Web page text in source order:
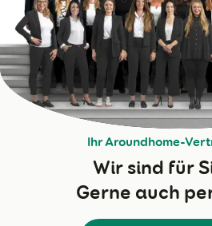
Ihr Aroundhome-
Wir sind für
Gerne auch